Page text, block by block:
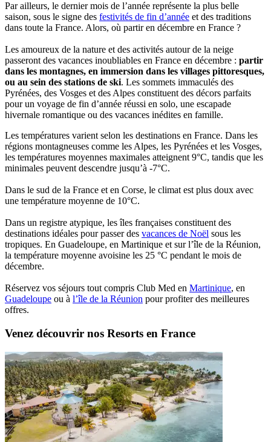
Par ailleurs, le dernier mois de l’année représente la plus belle
saison, sous le signe des festivités de fin d’année et des traditions
dans toute la France. Alors, où partir en décembre en France ?
Les amoureux de la nature et des activités autour de la neige
passeront des vacances inoubliables en France en décembre : partir
dans les montagnes, en immersion dans les villages pittoresques,
ou au sein des stations de ski. Les sommets immaculés des
Pyrénées, des Vosges et des Alpes constituent des décors parfaits
pour un voyage de fin d’année réussi en solo, une escapade
hivernale romantique ou des vacances inédites en famille.
Les températures varient selon les destinations en France. Dans les
régions montagneuses comme les Alpes, les Pyrénées et les Vosges,
les températures moyennes maximales atteignent 9°C, tandis que les
minimales peuvent descendre jusqu’à -7°C.
Dans le sud de la France et en Corse, le climat est plus doux avec
une température moyenne de 10°C.
Dans un registre atypique, les îles françaises constituent des
destinations idéales pour passer des vacances de Noël sous les
tropiques. En Guadeloupe, en Martinique et sur l’île de la Réunion,
la température moyenne avoisine les 25 °C pendant le mois de
décembre.
Réservez vos séjours tout compris Club Med en Martinique, en
Guadeloupe ou à l’île de la Réunion pour profiter des meilleures
offres.
Venez découvrir nos Resorts en France